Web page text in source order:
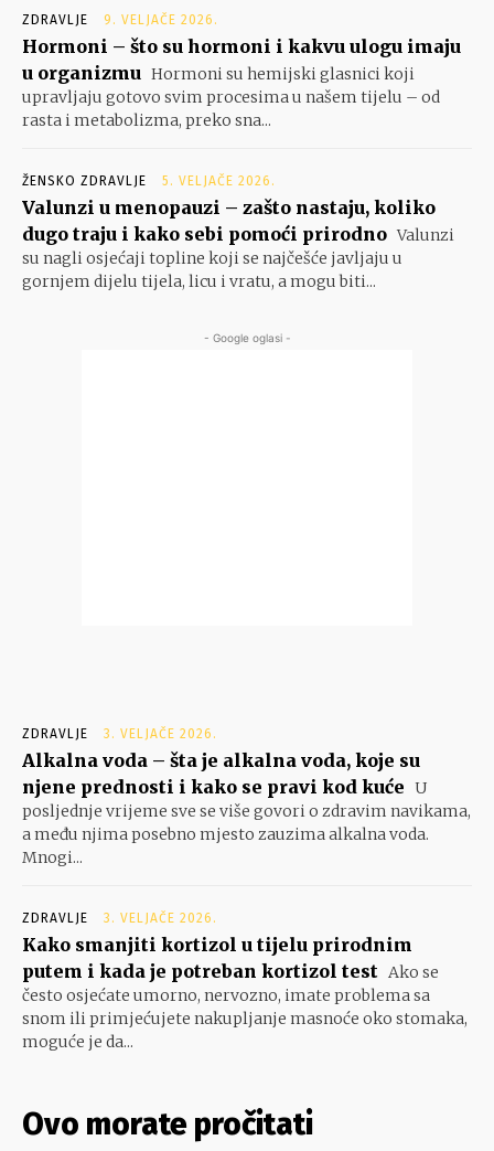
ZDRAVLJE 9. VELJAČE 2026.
Hormoni – što su hormoni i kakvu ulogu imaju
u organizmu Hormoni su hemijski glasnici koji
upravljaju gotovo svim procesima u našem tijelu – od
rasta i metabolizma, preko sna...
ŽENSKO ZDRAVLJE 5. VELJAČE 2026.
Valunzi u menopauzi – zašto nastaju, koliko
dugo traju i kako sebi pomoći prirodno Valunzi
su nagli osjećaji topline koji se najčešće javljaju u
gornjem dijelu tijela, licu i vratu, a mogu biti...
- Google oglasi -
ZDRAVLJE 3. VELJAČE 2026.
Alkalna voda – šta je alkalna voda, koje su
njene prednosti i kako se pravi kod kuće U
posljednje vrijeme sve se više govori o zdravim navikama,
a među njima posebno mjesto zauzima alkalna voda.
Mnogi...
ZDRAVLJE 3. VELJAČE 2026.
Kako smanjiti kortizol u tijelu prirodnim
putem i kada je potreban kortizol test Ako se
često osjećate umorno, nervozno, imate problema sa
snom ili primjećujete nakupljanje masnoće oko stomaka,
moguće je da...
Ovo morate pročitati